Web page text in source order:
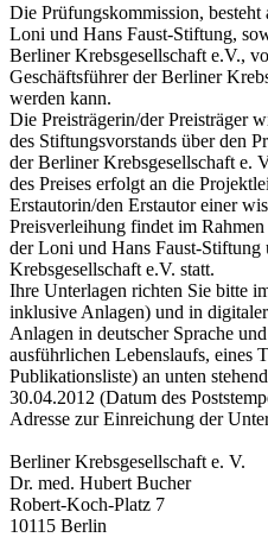
Die Prüfungskommission,
Loni und Hans Faust-Stiftung,
Berliner Krebsgesellschaft e.V.,
Geschäftsführer der Berliner
werden kann.
Die Preisträgerin/der Preisträger
des Stiftungsvorstands über den
der Berliner Krebsgesellschaft e.
des Preises erfolgt an die
Erstautorin/den Erstautor einer
Preisverleihung findet im
der Loni und Hans Faust-Stiftung
Krebsgesellschaft e.V. statt.
Ihre Unterlagen richten Sie bitte
inklusive Anlagen) und in
Anlagen in deutscher Sprache
ausführlichen Lebenslaufs, eines
Publikationsliste) an unten
30.04.2012 (Datum des
Adresse zur Einreichung der
Berliner Krebsgesellschaft e. V.
Dr. med. Hubert Bucher
Robert-Koch-Platz 7
10115 Berlin